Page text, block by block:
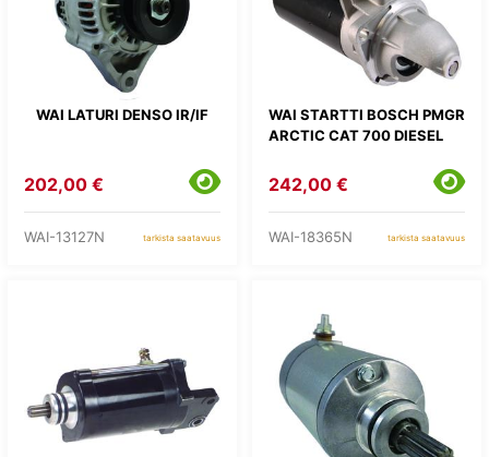
WAI LATURI DENSO IR/IF
202,00 €
WAI-13127N tarkista saatavuus
WAI STARTTI BOSCH PMGR
ARCTIC CAT 700 DIESEL
242,00 €
WAI-18365N tarkista saatavuus